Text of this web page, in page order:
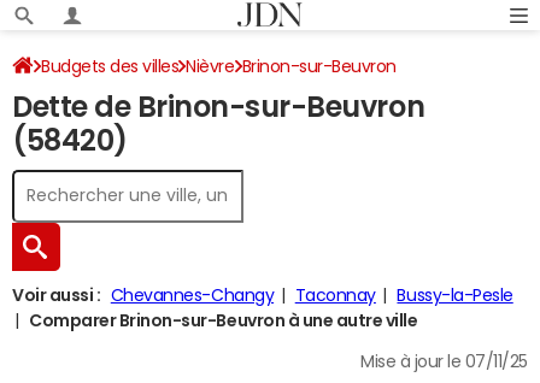
Budgets des villes Nièvre Brinon-sur-Beuvron
Dette au 31/12/2024
Dette de Brinon-sur-Beuvron
(58420)
Voir aussi : Chevannes-Changy Taconnay
Bussy-la-Pesle
Comparer Brinon-sur-Beuvron à une autre ville
Mise à jour le 07/11/25